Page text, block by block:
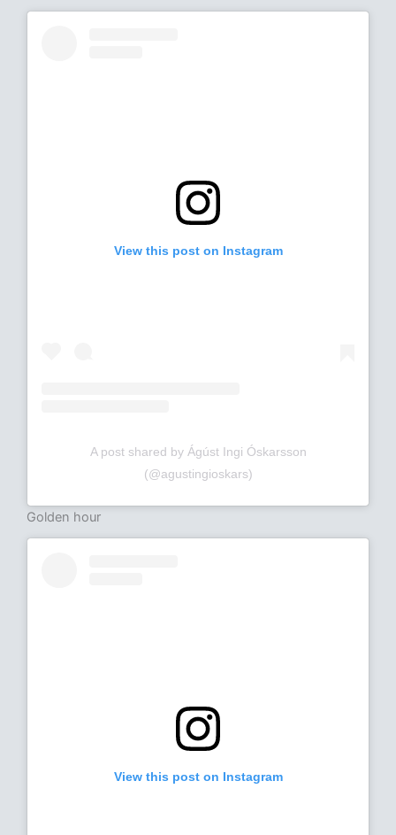
View this post on Instagram
A post shared by Ágúst Ingi Óskarsson
(@agustingioskars)
Golden hour
View this post on Instagram